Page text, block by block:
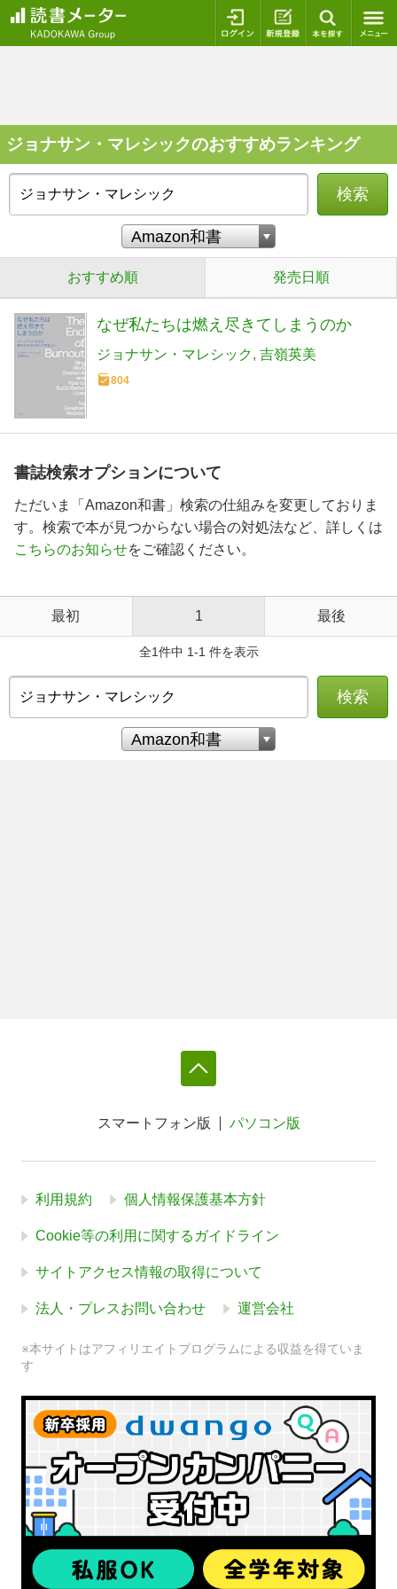
ログイン 新規登録
ジョナサン・マレシックのおすすめランキング
検索
おすすめ順 発売日順
なぜ私たちは燃え尽きてしまうのか
ジョナサン・マレシック 吉嶺英美
804
書誌検索オプションについて
ただいま「Amazon和書」検索の仕組みを変更しておりま
す。検索で本が見つからない場合の対処法など、詳しくは
こちらのお知らせをご確認ください。
最初 1 最後
全1件中 1-1 件を表示
検索
スマートフォン版 パソコン版
利用規約 個人情報保護基本方針
Cookie等の利用に関するガイドライン
サイトアクセス情報の取得について
法人・プレスお問い合わせ 運営会社
※本サイトはアフィリエイトプログラムによる収益を得ていま
す